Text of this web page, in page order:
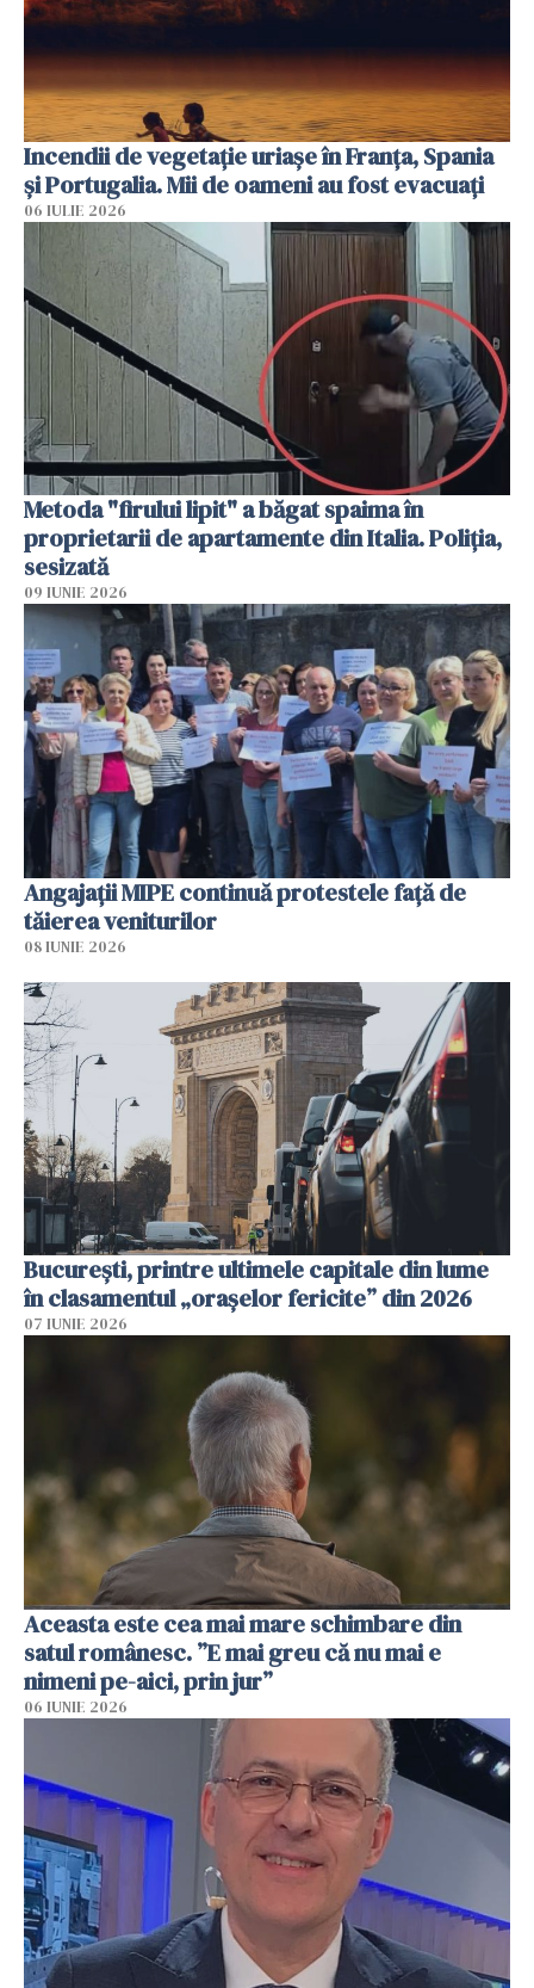
Incendii de vegetație uriașe în Franța, Spania
și Portugalia. Mii de oameni au fost evacuați
06 IULIE 2026
Metoda "firului lipit" a băgat spaima în
proprietarii de apartamente din Italia. Poliția,
sesizată
09 IUNIE 2026
Angajaţii MIPE continuă protestele faţă de
tăierea veniturilor
08 IUNIE 2026
București, printre ultimele capitale din lume
în clasamentul „orașelor fericite” din 2026
07 IUNIE 2026
Aceasta este cea mai mare schimbare din
satul românesc. ”E mai greu că nu mai e
nimeni pe-aici, prin jur”
06 IUNIE 2026